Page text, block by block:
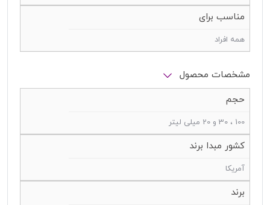
مناسب برای
همه افراد
مشخصات محصول
حجم
100 ، 30 و 20 میلی لیتر
کشور مبدا برند
آمریکا
برند